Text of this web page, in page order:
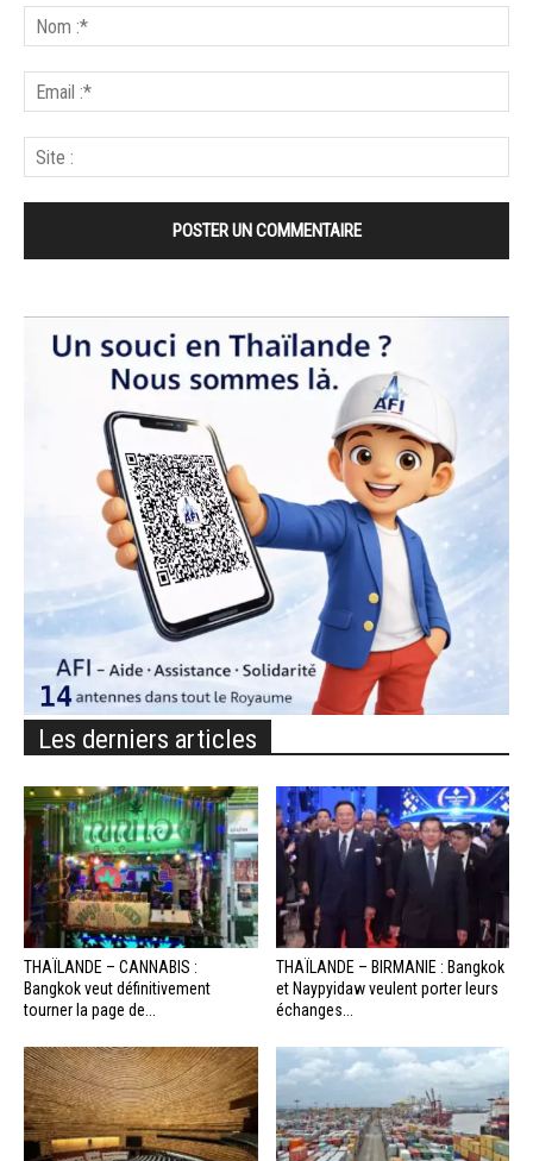
Les derniers articles
THAÏLANDE – CANNABIS :
Bangkok veut définitivement
tourner la page de...
THAÏLANDE – BIRMANIE : Bangkok
et Naypyidaw veulent porter leurs
échanges...